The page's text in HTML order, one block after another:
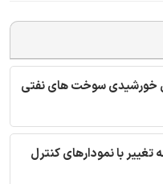
خورشیدی سوخت های نفتی
با نمودارهای کنترل